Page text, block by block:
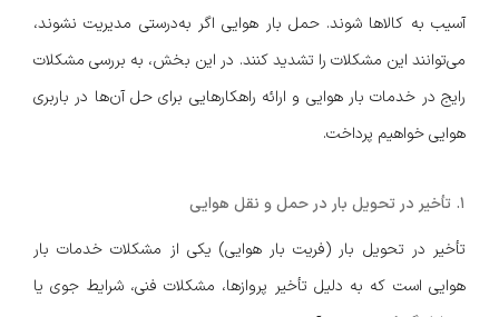
آسیب به کالاها شوند. حمل بار هوایی اگر به‌درستی مدیریت نشوند،
می‌توانند این مشکلات را تشدید کنند. در این بخش، به بررسی مشکلات
رایج در خدمات بار هوایی و ارائه راهکارهایی برای حل آن‌ها در باربری
هوایی خواهیم پرداخت.
۱. تأخیر در تحویل بار در حمل و نقل هوایی
تأخیر در تحویل بار (فریت بار هوایی) یکی از مشکلات خدمات بار
هوایی است که به دلیل تأخیر پروازها، مشکلات فنی، شرایط جوی یا